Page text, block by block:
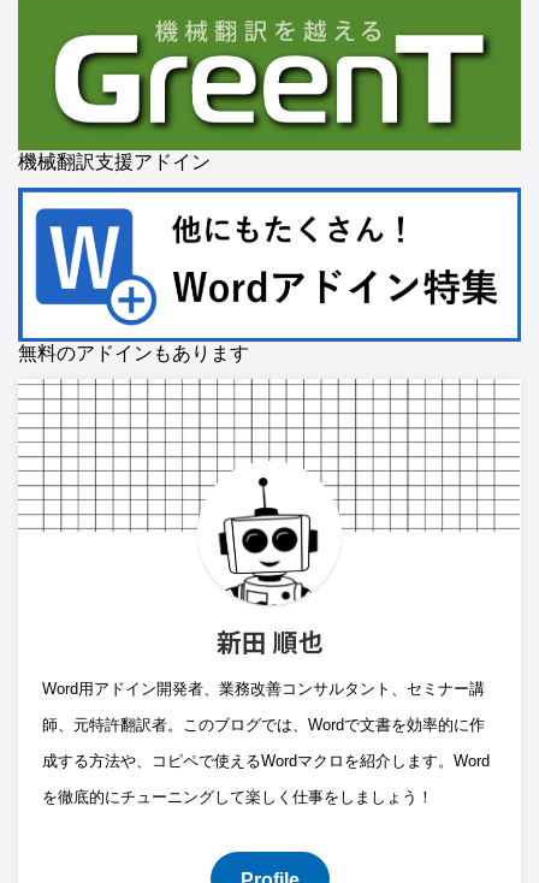
機械翻訳支援アドイン
無料のアドインもあります
新田 順也
Word用アドイン開発者、業務改善コンサルタント、セミナー講
師、元特許翻訳者。このブログでは、Wordで文書を効率的に作
成する方法や、コピペで使えるWordマクロを紹介します。Word
を徹底的にチューニングして楽しく仕事をしましょう！